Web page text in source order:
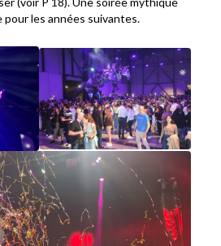
pour les années suivantes.